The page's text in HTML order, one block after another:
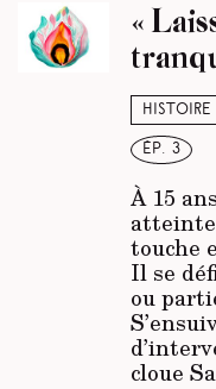
Histoire
ép. 3
«
À 15
touche
Il se
ou
cloue